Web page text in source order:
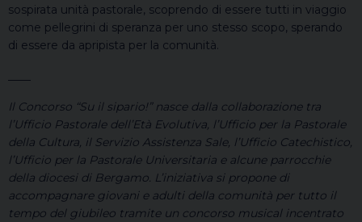
sospirata unità pastorale, scoprendo di essere tutti in viaggio
come pellegrini di speranza per uno stesso scopo, sperando
di essere da apripista per la comunità.
Il Concorso “Su il sipario!” nasce dalla collaborazione tra
l’Ufficio Pastorale dell’Età Evolutiva, l’Ufficio per la Pastorale
della Cultura, il Servizio Assistenza Sale, l’Ufficio Catechistico,
l’Ufficio per la Pastorale Universitaria e alcune parrocchie
della diocesi di Bergamo. L’iniziativa si propone di
accompagnare giovani e adulti della comunità per tutto il
tempo del giubileo tramite un concorso musical incentrato